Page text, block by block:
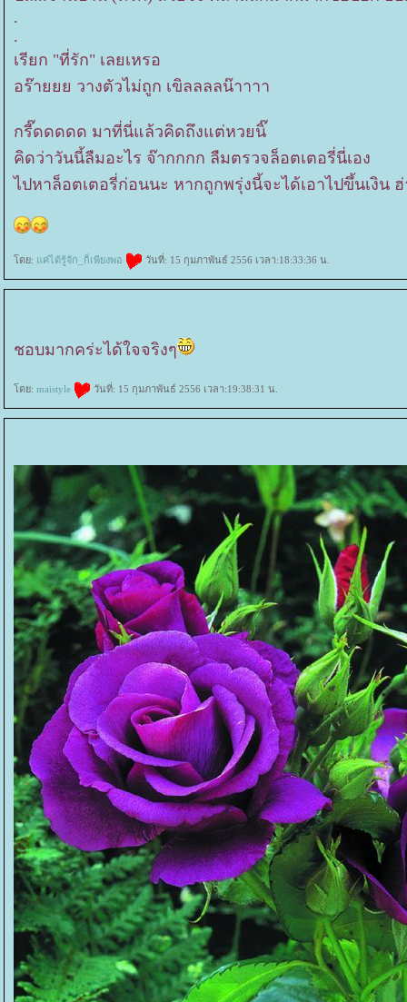
.
.
เรียก "ที่รัก" เลยเหรอ
อร๊ายยย วางตัวไม่ถูก เขิลลลลน๊าาาา
กรี๊ดดดดด มาที่นี่แล้วคิดถึงแต่หวยนิ๊
คิดว่าวันนี้ลืมอะไร จ๊ากกกก ลืมตรวจล็อตเตอรี่นี่เอง
ไปหาล็อตเตอรี่ก่อนนะ หากถูกพรุ่งนี้จะได้เอาไปขึ้นเงิน ฮ่
ดย: ค่ได้รู้จัก_ก็เพียงพอ วันที่: 15 กุมภาพันธ์ 2556 เวลา:18:33:36 น.
ชอบมากคร่ะได้ใจจริงๆ
ดย: maistyle วันที่: 15 กุมภาพันธ์ 2556 เวลา:19:38:31 น.